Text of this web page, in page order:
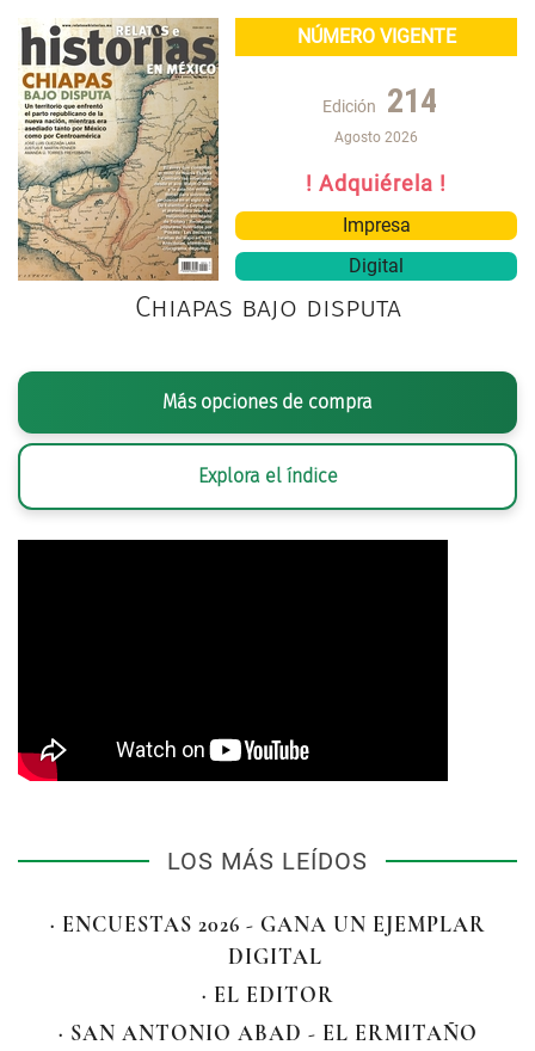
NÚMERO VIGENTE
Edición 214
Agosto 2026
! Adquiérela !
Impresa
Digital
Chiapas bajo disputa
Más opciones de compra
Explora el índice
LOS MÁS LEÍDOS
· ENCUESTAS 2026 - GANA UN EJEMPLAR
DIGITAL
· EL EDITOR
· SAN ANTONIO ABAD - EL ERMITAÑO